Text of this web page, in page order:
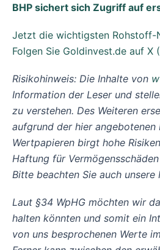
BHP sichert sich Zugriff auf
Jetzt die wichtigsten Rohstoff-
Folgen Sie Goldinvest.de auf X
Risikohinweis: Die Inhalte von
Information der Leser und
zu verstehen. Des Weiteren
aufgrund der hier
Wertpapieren birgt hohe
Haftung für
Bitte beachten Sie auch unsere
Laut §34 WpHG möchten wir
halten könnten und somit ein
von uns besprochenen Werte